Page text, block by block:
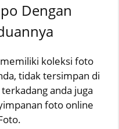
Dengan
koleksi foto
tidak tersimpan di
anda juga
foto online